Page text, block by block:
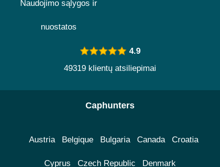
Naudojimo sąlygos ir
nuostatos
4.9
49319 klientų atsiliepimai
Caphunters
Austria Belgique Bulgaria Canada Croatia
Cyprus Czech Republic Denmark